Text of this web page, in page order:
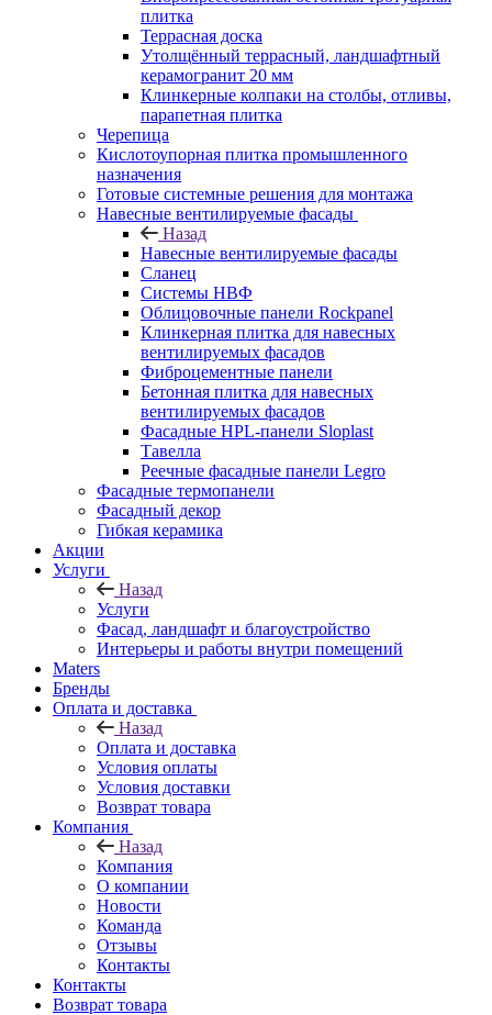
плитка
Террасная доска
Утолщённый террасный, ландшафтный
керамогранит 20 мм
Клинкерные колпаки на столбы, отливы,
парапетная плитка
Черепица
Кислотоупорная плитка промышленного
назначения
Готовые системные решения для монтажа
Навесные вентилируемые фасады
Назад
Навесные вентилируемые фасады
Сланец
Системы НВФ
Облицовочные панели Rockpanel
Клинкерная плитка для навесных
вентилируемых фасадов
Фиброцементные панели
Бетонная плитка для навесных
вентилируемых фасадов
Фасадные HPL-панели Sloplast
Тавелла
Реечные фасадные панели Legro
Фасадные термопанели
Фасадный декор
Гибкая керамика
Акции
Услуги
Назад
Услуги
Фасад, ландшафт и благоустройство
Интерьеры и работы внутри помещений
Maters
Бренды
Оплата и доставка
Назад
Оплата и доставка
Условия оплаты
Условия доставки
Возврат товара
Компания
Назад
Компания
О компании
Новости
Команда
Отзывы
Контакты
Контакты
Возврат товара